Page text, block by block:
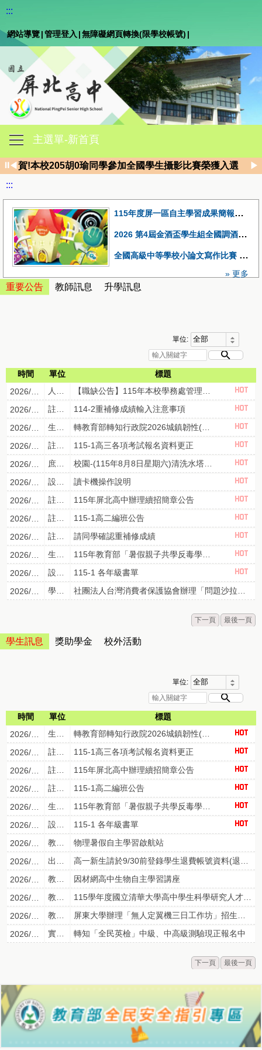
:::
網站導覽|管理登入 |無障礙網頁轉換(限學校帳號) |
主選單-新首頁
⏸◀ 賀!本校205胡0瑜同學參加全國學生攝影比賽榮獲入選
狂賀！115年繁星推薦屏北學子表現優異 錄取率達86% 三
▶
:::
115年度屏一區自主學習成果簡報競賽本校參賽學生獲得分組第一名及佳作5名
2026 第4屆金酒盃學生組全國調酒大賽榮獲佳績
全國高級中等學校小論文寫作比賽 1150313梯次獲獎名單
» 更多
重要公告 教師訊息 升學訊息
單位:
時間 單位
標題
2026/08/06
人事室
【職缺公告】115年本校學務處管理員職務(現缺)外補甄選~
2026/08/06
註冊組
114-2重補修成績輸入注意事項
2026/08/05
生輔組
轉教育部轉知行政院2026城鎮韌性(防空)演習規劃表，請本校教職員工、學生、家長，確實遵守居住所縣市防空演練時間，以提升防空避難知能。
2026/08/04
註冊組
115-1高三各項考試報名資料更正
2026/07/31
庶務組
校園-(115年8月8日星期六)清洗水塔全校停水通知
2026/07/30
設備組
讀卡機操作說明
2026/07/28
註冊組
115年屏北高中辦理續招簡章公告
2026/07/21
註冊組
115-1高二編班公告
2026/07/16
註冊組
請同學確認重補修成績
2026/07/08
生輔組
115年教育部「暑假親子共學反毒學習單」
2026/05/05
設備組
115-1 各年級書單
2026/08/04
學務處 社團法人台灣消費者保護協會辦理「問題沙拉油校園團體訴訟」相關訊息
下一頁 最後一頁
學生訊息 獎助學金 校外活動
單位:
時間 單位
標題
2026/08/05
生輔組
轉教育部轉知行政院2026城鎮韌性(防空)演習規劃表，請本校教職員工、學生、家長，確實遵守居住所縣市防空演練時間，以提升防空避難知能。
2026/08/04
註冊組
115-1高三各項考試報名資料更正
2026/07/28
註冊組
115年屏北高中辦理續招簡章公告
2026/07/21
註冊組
115-1高二編班公告
2026/07/08
生輔組
115年教育部「暑假親子共學反毒學習單」
2026/05/05
設備組
115-1 各年級書單
2026/08/06
教學組
物理暑假自主學習啟航站
2026/08/03
出納組
高一新生請於9/30前登錄學生退費帳號資料(退費系統)
2026/08/03
教學組
因材網高中生物自主學習講座
2026/07/31
教學組
115學年度國立清華大學高中學生科學研究人才培育計畫化學組招生考試簡章
2026/07/30
教學組
屏東大學辦理「無人定翼機三日工作坊」招生簡章
2026/07/27
實研組 轉知「全民英檢」中級、中高級測驗現正報名中
下一頁 最後一頁